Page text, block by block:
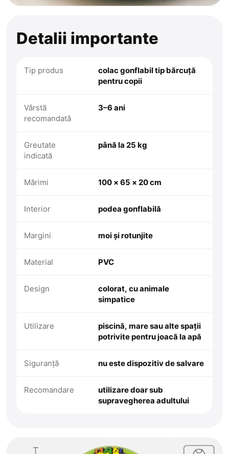
Detalii importante
Tip produs
colac gonflabil tip bărcuță
pentru copii
Vârstă
recomandată
3–6 ani
Greutate
indicată
până la 25 kg
Mărimi 100 × 65 × 20 cm
Interior podea gonflabilă
Margini moi și rotunjite
Material PVC
Design
colorat, cu animale
simpatice
Utilizare
piscină, mare sau alte spații
potrivite pentru joacă la apă
Siguranță nu este dispozitiv de salvare
Recomandare
utilizare doar sub
supravegherea adultului